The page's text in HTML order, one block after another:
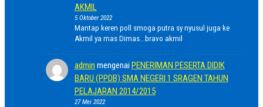
AKMIL
5 Oktober 2022
Mantap keren poll smoga putra sy nyusul juga ke
Akmil ya mas Dimas...bravo akmil
admin mengenai PENERIMAN PESERTA DIDIK
BARU (PPDB) SMA NEGERI 1 SRAGEN TAHUN
PELAJARAN 2014/2015
27 Mei 2022